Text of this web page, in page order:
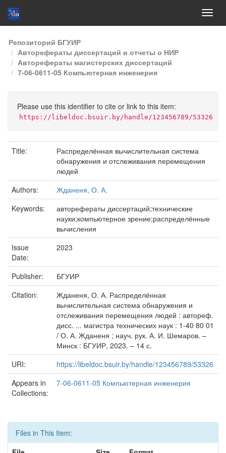
Skip
navigation
Репозиторий БГУИР
Авторефераты диссертаций и отчеты о НИР
Авторефераты магистерских диссертаций
7-06-0611-05 Компьютерная инженерия
Please use this identifier to cite or link to this item:
https://libeldoc.bsuir.by/handle/123456789/53326
Title:
Распределённая вычислительная система
обнаружения и отслеживания перемещения
людей
Authors:
Жданеня, О. А.
Keywords:
авторефераты диссертаций;технические
науки;компьютерное зрение;распределённые
вычисления
Issue
Date:
2023
Publisher:
БГУИР
Citation:
Жданеня, О. А. Распределённая
вычислительная система обнаружения и
отслеживания перемещения людей : автореф.
дисс. ... магистра технических наук : 1-40 80 01
/ О. А. Жданеня ; науч. рук. А. И. Шемаров. –
Минск : БГУИР, 2023. – 14 с.
URI:
https://libeldoc.bsuir.by/handle/123456789/53326
Appears in
Collections:
7-06-0611-05 Компьютерная инженерия
Files in This Item: